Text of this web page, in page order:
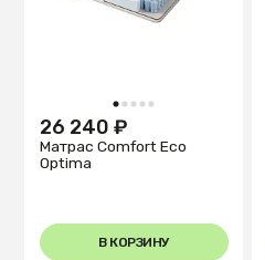
1 2 3 4 5
26 240 ₽
Матрас Comfort Eco
Optima
В КОРЗИНУ